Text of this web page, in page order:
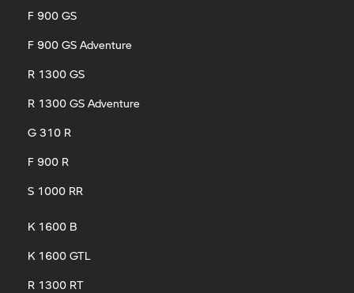
F 900 GS
F 900 GS Adventure
R 1300 GS
R 1300 GS Adventure
G 310 R
F 900 R
S 1000 RR
K 1600 B
K 1600 GTL
R 1300 RT